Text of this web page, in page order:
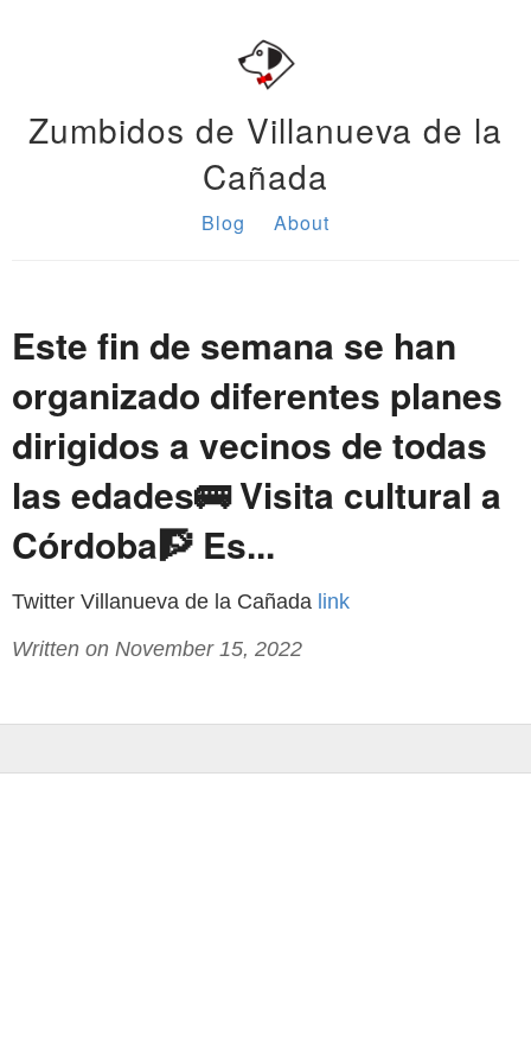
Zumbidos de Villanueva de la
Cañada
Blog About
Este fin de semana se han
organizado diferentes planes
dirigidos a vecinos de todas
las edades🚌 Visita cultural a
Córdoba🧗 Es...
Twitter Villanueva de la Cañada link
Written on November 15, 2022